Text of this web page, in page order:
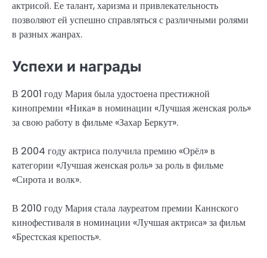
актрисой. Ее талант, харизма и привлекательность
позволяют ей успешно справляться с различными ролями
в разных жанрах.
Успехи и награды
В 2001 году Мария была удостоена престижной
кинопремии «Ника» в номинации «Лучшая женская роль»
за свою работу в фильме «Захар Беркут».
В 2004 году актриса получила премию «Орёл» в
категории «Лучшая женская роль» за роль в фильме
«Сирота и волк».
В 2010 году Мария стала лауреатом премии Каннского
кинофестиваля в номинации «Лучшая актриса» за фильм
«Брестская крепость».